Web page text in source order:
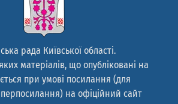
рада Київської області.
матеріалів, що опубліковані на
при умові посилання (для
на офіційний сайт